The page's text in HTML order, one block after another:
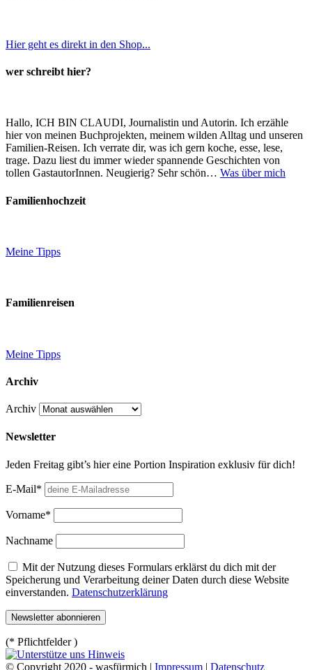
Hier geht es direkt in den Shop...
wer schreibt hier?
Hallo, ICH BIN CLAUDI, Journalistin und Autorin. Ich erzähle
hier von meinen Buchprojekten, meinem wilden Alltag und unseren
Familien-Reisen. Ich verrate dir, was ich gern koche, esse, lese,
trage. Dazu liest du immer wieder spannende Geschichten von
tollen GastautorInnen. Neugierig? Sehr schön… Was über mich
Familienhochzeit
Meine Tipps
Familienreisen
Meine Tipps
Archiv
Archiv
Newsletter
Jeden Freitag gibt’s hier eine Portion Inspiration exklusiv für dich!
E-Mail*
Vorname*
Nachname
Mit der Nutzung dieses Formulars erklärst du dich mit der
Speicherung und Verarbeitung deiner Daten durch diese Website
einverstanden. Datenschutzerklärung
(* Pflichtfelder )
© Copyright 2020 - wasfürmich | Impressum | Datenschutz